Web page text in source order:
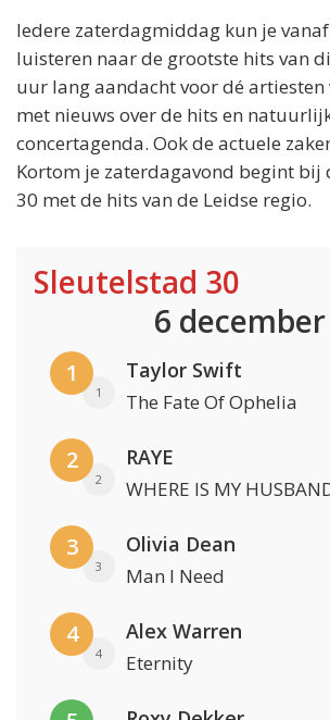
Iedere zaterdagmiddag kun je
luisteren naar de grootste hits van
uur lang aandacht voor dé
met nieuws over de hits en
concertagenda. Ook de actuele
Kortom je zaterdagavond begint bij
30 met de hits van de Leidse regio.
Sleutelstad 30
6
1
1
Taylor Swift
The Fate Of Ophelia
2
2
RAYE
WHERE IS MY
3
3
Olivia Dean
Man I Need
4
4
Alex Warren
Eternity